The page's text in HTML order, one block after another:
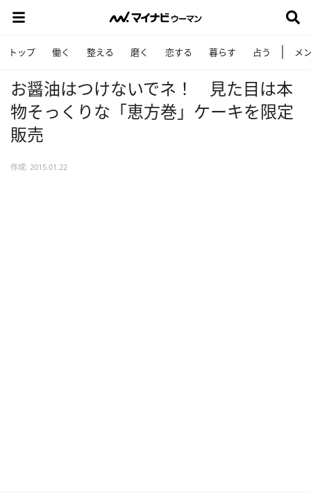
トップ 働く 整える 磨く 恋する 暮らす 占う メ
お醤油はつけないでネ！ 見た目は本
物そっくりな「恵方巻」ケーキを限定
販売
作成: 2015.01.22